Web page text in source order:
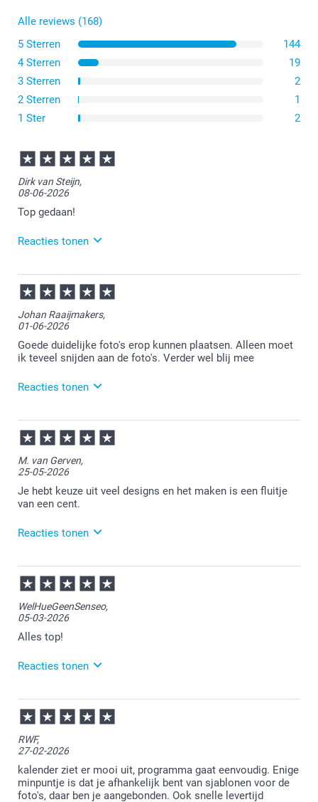
van 21 x 29,7 cm.
Voor wie op zoek is naar een originele optie, bieden we
ook een vierkante verjaardagskalender aan van 29 x 29
Alle reviews (168)
5 Sterren
144
4 Sterren
19
3 Sterren
2
2 Sterren
1
1 Ster
2
Dirk van Steijn,
08-06-2026
Top gedaan!
Reacties tonen
09-06-2026
11:11
Bedankt voor je review. Goed om te horen dat je
tevreden bent met je bestelde verjaardagskalender.
Heel veel plezier ervan en we zien je graag nog eens
terug.
Johan Raaijmakers,
01-06-2026
Goede duidelijke foto's erop kunnen plaatsen. Alleen moet
ik teveel snijden aan de foto's. Verder wel blij mee
Reacties tonen
01-06-2026
13:17
Dat is goed te lezen.
Heel veel plezier van de kalender!
M. van Gerven,
25-05-2026
Je hebt keuze uit veel designs en het maken is een fluitje
van een cent.
Reacties tonen
27-05-2026
17:24
Bedankt voor je review. Wat fijn om te lezen dat je
makkelijk overweg kunt met ons
ontwerpprogramma. Heel veel plezier van de
kalender!
WelHueGeenSenseo,
05-03-2026
Alles top!
Reacties tonen
06-03-2026
08:38
Bedankt voor je review. Wat fijn dat je blij bent met je
RWF,
27-02-2026
kalender ziet er mooi uit, programma gaat eenvoudig. Enige
minpuntje is dat je afhankelijk bent van sjablonen voor de
foto's, daar ben je aangebonden. Ook snelle levertijd